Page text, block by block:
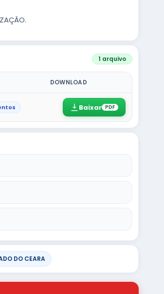
1 arquivo
DOWNLOAD
Baixar PDF
DO CEARA